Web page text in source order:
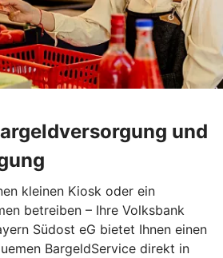
und
kleinen Kiosk oder ein
betreiben – Ihre Volksbank
Südost eG bietet Ihnen einen
BargeldService direkt in